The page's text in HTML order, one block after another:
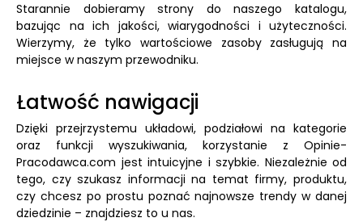
Starannie dobieramy strony do naszego katalogu,
bazując na ich jakości, wiarygodności i użyteczności.
Wierzymy, że tylko wartościowe zasoby zasługują na
miejsce w naszym przewodniku.
Łatwość nawigacji
Dzięki przejrzystemu układowi, podziałowi na kategorie
oraz funkcji wyszukiwania, korzystanie z Opinie-
Pracodawca.com jest intuicyjne i szybkie. Niezależnie od
tego, czy szukasz informacji na temat firmy, produktu,
czy chcesz po prostu poznać najnowsze trendy w danej
dziedzinie – znajdziesz to u nas.